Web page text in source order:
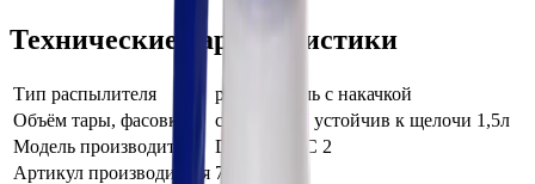
Технические характеристики
Тип распылителя
распылитель с накачкой
Объём тары, фасовка
синий FPM устойчив к щелочи 1,5л
Модель производителя
DELTA TEC 2
Артикул производителя 7407.R001